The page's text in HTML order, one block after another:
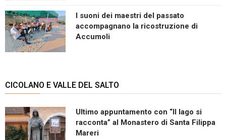
I suoni dei maestri del passato
accompagnano la ricostruzione di
Accumoli
CICOLANO E VALLE DEL SALTO
Ultimo appuntamento con “Il lago si
racconta” al Monastero di Santa Filippa
Mareri